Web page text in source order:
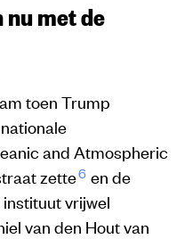
nu met de
toen Trump
and Atmospheric
zette6 en de
vrijwel
van den Hout van